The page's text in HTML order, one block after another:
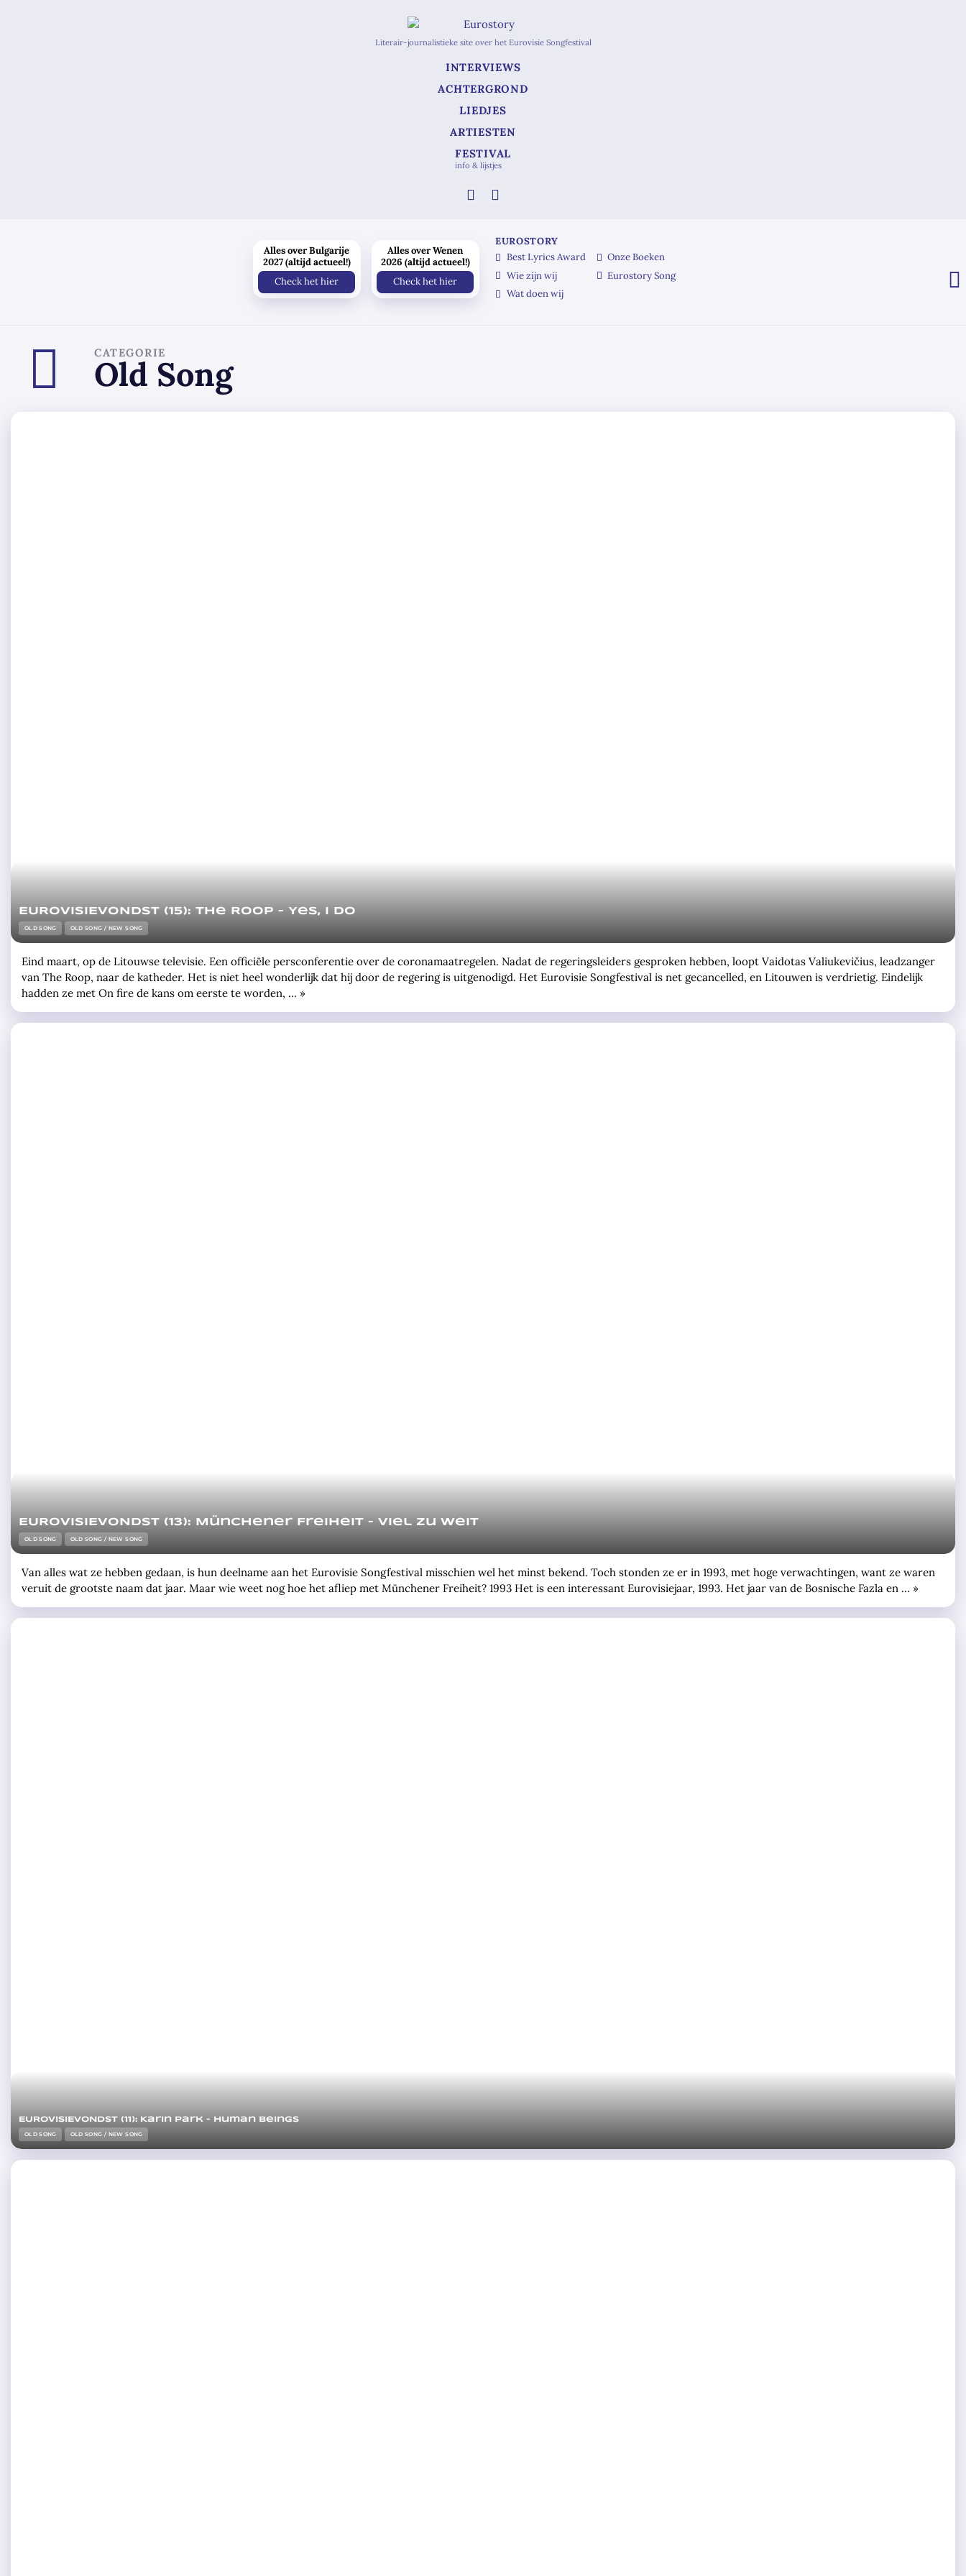
Literair-journalistieke site over het Eurovisie Songfestival
INTERVIEWS
ACHTERGROND
LIEDJES
ARTIESTEN
FESTIVAL
info & lijstjes
CATEGORIE
Old Song
EUROVISIEVONDST (15): The Roop – Yes, I do
OLD SONG OLD SONG / NEW SONG
Eind maart, op de Litouwse televisie. Een officiële persconferentie over de coronamaatregelen. Nadat de regeringsleiders gesproken hebben, loopt Vaidotas Valiukevičius, leadzanger
van The Roop, naar de katheder. Het is niet heel wonderlijk dat hij door de regering is uitgenodigd. Het Eurovisie Songfestival is net gecancelled, en Litouwen is verdrietig. Eindelijk
hadden ze met On fire de kans om eerste te worden, … »
EUROVISIEVONDST (13): Münchener Freiheit – Viel zu weit
OLD SONG OLD SONG / NEW SONG
Van alles wat ze hebben gedaan, is hun deelname aan het Eurovisie Songfestival misschien wel het minst bekend. Toch stonden ze er in 1993, met hoge verwachtingen, want ze waren
veruit de grootste naam dat jaar. Maar wie weet nog hoe het afliep met Münchener Freiheit? 1993 Het is een interessant Eurovisiejaar, 1993. Het jaar van de Bosnische Fazla en … »
EUROVISIEVONDST (11): Karin Park – Human beings
OLD SONG OLD SONG / NEW SONG
Alles over Bulgarije
2027 (altijd actueel!)
Check het hier
Alles over Wenen
2026 (altijd actueel!)
Check het hier
EUROSTORY
Best Lyrics Award
Wie zijn wij
Wat doen wij
Onze Boeken
Eurostory Song